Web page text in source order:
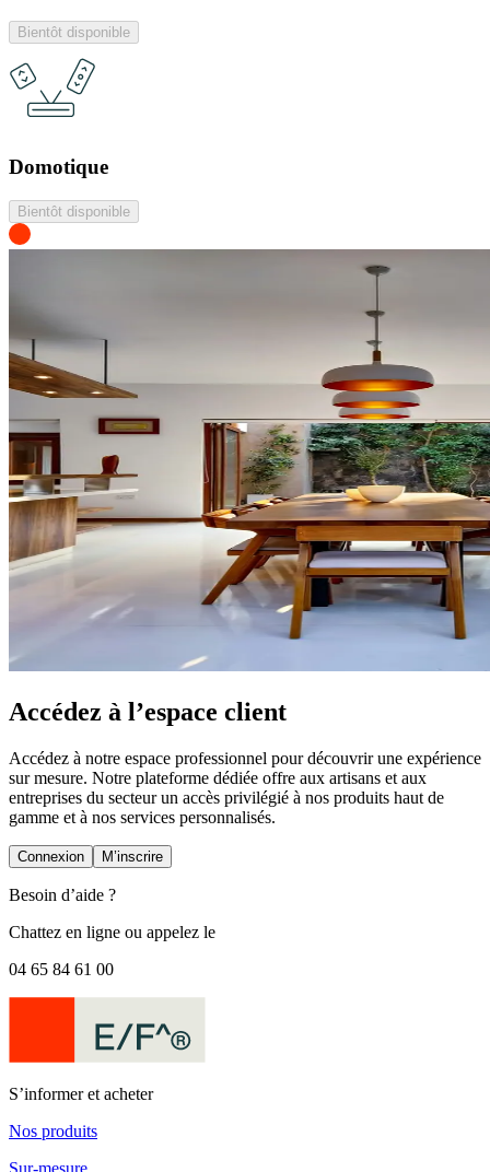
Bientôt disponible
Domotique
Bientôt disponible
Accédez à l’espace client
Accédez à notre espace professionnel pour découvrir une expérience
sur mesure. Notre plateforme dédiée offre aux artisans et aux
entreprises du secteur un accès privilégié à nos produits haut de
gamme et à nos services personnalisés.
Connexion M’inscrire
Besoin d’aide ?
Chattez en ligne ou appelez le
04 65 84 61 00
S’informer et acheter
Nos produits
Sur-mesure